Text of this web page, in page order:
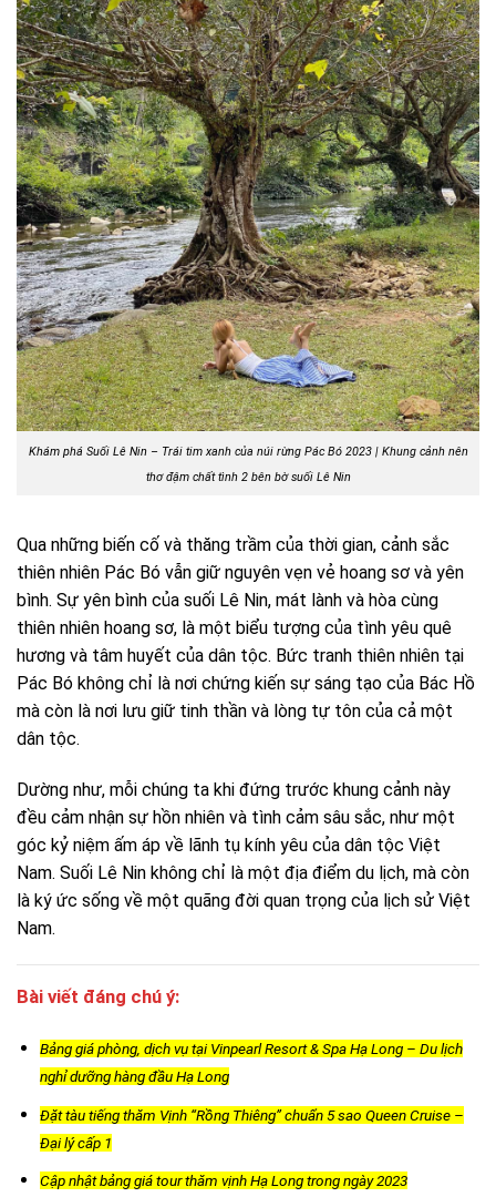
Khám phá Suối Lê Nin – Trái tim xanh của núi rừng Pác Bó 2023 | Khung cảnh nên
thơ đậm chất tình 2 bên bờ suối Lê Nin
Qua những biến cố và thăng trầm của thời gian, cảnh sắc
thiên nhiên Pác Bó vẫn giữ nguyên vẹn vẻ hoang sơ và yên
bình. Sự yên bình của suối Lê Nin, mát lành và hòa cùng
thiên nhiên hoang sơ, là một biểu tượng của tình yêu quê
hương và tâm huyết của dân tộc. Bức tranh thiên nhiên tại
Pác Bó không chỉ là nơi chứng kiến sự sáng tạo của Bác Hồ
mà còn là nơi lưu giữ tinh thần và lòng tự tôn của cả một
dân tộc.
Dường như, mỗi chúng ta khi đứng trước khung cảnh này
đều cảm nhận sự hồn nhiên và tình cảm sâu sắc, như một
góc kỷ niệm ấm áp về lãnh tụ kính yêu của dân tộc Việt
Nam. Suối Lê Nin không chỉ là một địa điểm du lịch, mà còn
là ký ức sống về một quãng đời quan trọng của lịch sử Việt
Nam.
Bài viết đáng chú ý:
Bảng giá phòng, dịch vụ tại Vinpearl Resort & Spa Hạ Long – Du lịch
nghỉ dưỡng hàng đầu Hạ Long
Đặt tàu tiếng thăm Vịnh “Rồng Thiêng” chuẩn 5 sao Queen Cruise –
Đại lý cấp 1
Cập nhật bảng giá tour thăm vịnh Hạ Long trong ngày 2023